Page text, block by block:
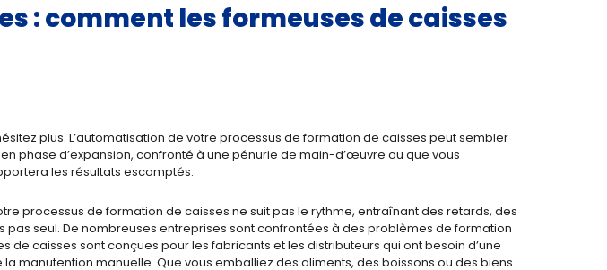
: comment les formeuses de caisses
plus. L’automatisation de votre processus de formation de caisses peut sembler
phase d’expansion, confronté à une pénurie de main-d’œuvre ou que vous
les résultats escomptés.
processus de formation de caisses ne suit pas le rythme, entraînant des retards, des
seul. De nombreuses entreprises sont confrontées à des problèmes de formation
caisses sont conçues pour les fabricants et les distributeurs qui ont besoin d’une
manutention manuelle. Que vous emballiez des aliments, des boissons ou des biens